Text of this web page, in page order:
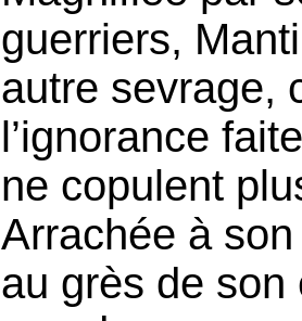
guerriers,
autre sevrage,
l’ignorance
ne copulent
Arrachée à
au grès de